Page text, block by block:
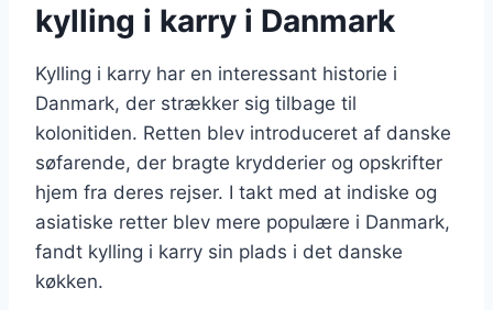
kylling i karry i Danmark
Kylling i karry har en interessant historie i
Danmark, der strækker sig tilbage til
kolonitiden. Retten blev introduceret af danske
søfarende, der bragte krydderier og opskrifter
hjem fra deres rejser. I takt med at indiske og
asiatiske retter blev mere populære i Danmark,
fandt kylling i karry sin plads i det danske
køkken.